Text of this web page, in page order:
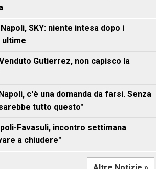
SKY: niente intesa dopo i
ultime
Gutierrez, non capisco la
c'è una domanda da farsi. Senza
tutto questo"
Favasuli, incontro settimana
a chiudere"